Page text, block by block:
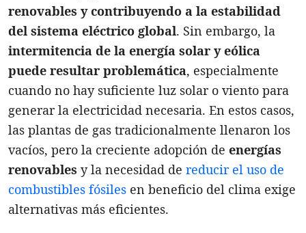
renovables y contribuyendo a la estabilidad
del sistema eléctrico global. Sin embargo, la
intermitencia de la energía solar y eólica
puede resultar problemática, especialmente
cuando no hay suficiente luz solar o viento para
generar la electricidad necesaria. En estos casos,
las plantas de gas tradicionalmente llenaron los
vacíos, pero la creciente adopción de energías
renovables y la necesidad de reducir el uso de
combustibles fósiles en beneficio del clima exige
alternativas más eficientes.